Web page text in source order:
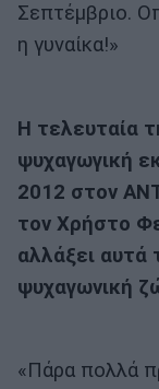
Σεπτέμβριο.
η γυναίκα!»
Η τελευταία
ψυχαγωγική
2012 στον
τον Χρήστο
αλλάξει αυτά
ψυχαγωνική
«Πάρα πολλά